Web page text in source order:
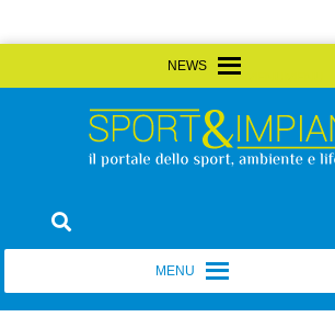
to
Sport&Impianti